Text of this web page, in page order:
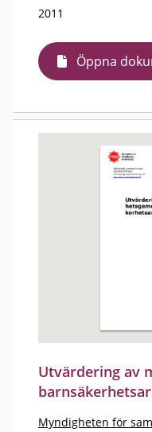
2011
Öppna
Utvärdering av
Myndigheten för